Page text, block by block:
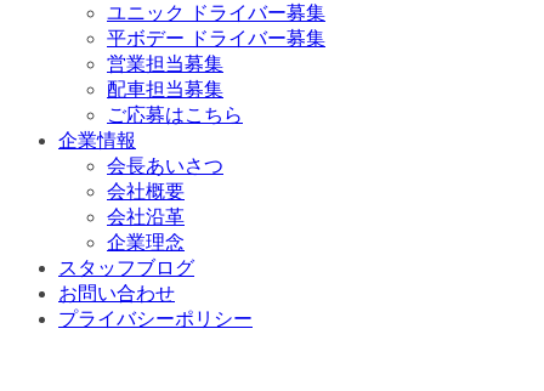
ユニック ドライバー募集
平ボデー ドライバー募集
営業担当募集
配車担当募集
ご応募はこちら
企業情報
会長あいさつ
会社概要
会社沿革
企業理念
スタッフブログ
お問い合わせ
プライバシーポリシー